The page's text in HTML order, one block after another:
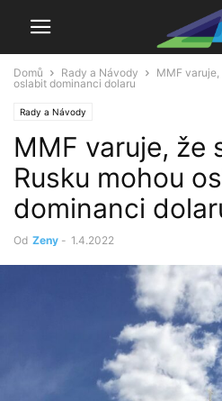
Domů Rady a Návody
MMF
oslabit dominanci dolaru
Rady a Návody
MMF varuje, že
Rusku mohou
dominanci
Od Zeny - 1.4.2022